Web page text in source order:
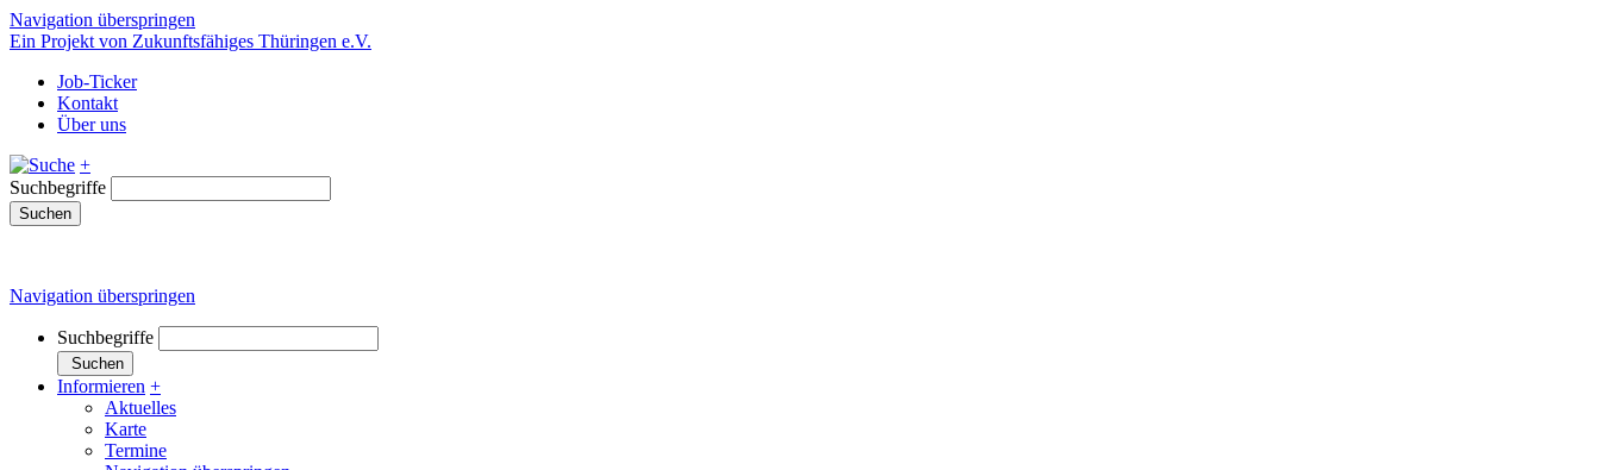
Navigation überspringen
Ein Projekt von Zukunftsfähiges Thüringen e.V.
Job-Ticker
Kontakt
Über uns
+
Suchbegriffe
Suchen
Navigation überspringen
Suchbegriffe
Suchen
Informieren +
Aktuelles
Karte
Termine